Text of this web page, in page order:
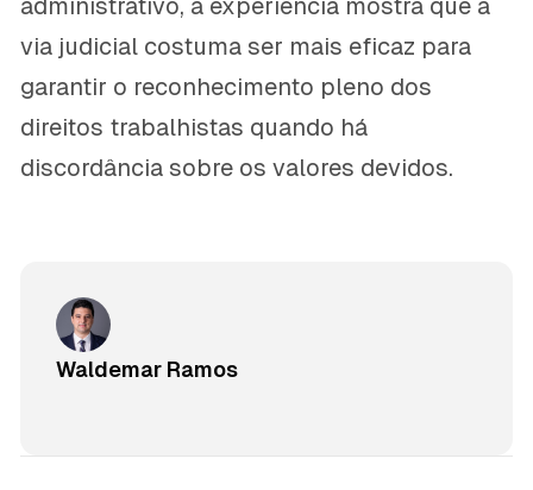
administrativo, a experiência mostra que a
via judicial costuma ser mais eficaz para
garantir o reconhecimento pleno dos
direitos trabalhistas quando há
discordância sobre os valores devidos.
Waldemar Ramos